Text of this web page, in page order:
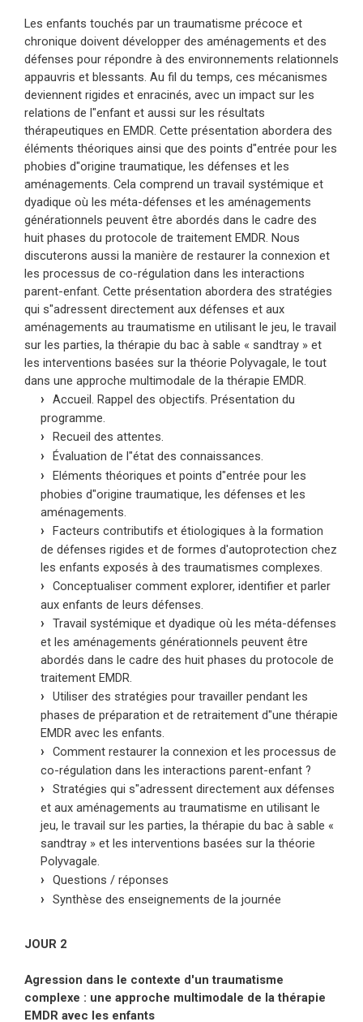
traitement de l’information qui décroche.
Ana Gomez présentera le modèle ISM (modèle
des systèmes de tissage cognitif) qui fournira
des lignes directrices et des marqueurs de prise
de décision pour aider dans le processus de
sélection d’un tissage cognitif. Les niveaux
cognitifs, émotionnels et somatiques du
traitement de l’information seront abordés ainsi
que des interventions qui peuvent pleinement
accompagner les enfants dans leur navigation à
travers ces différents niveaux.
Les cliniciens apprendront les marqueurs de
prise de décision pour sélectionner un tissage
cognitif lorsque le processus de traitement de
l’information se bloque. De plus, cette
présentation fournira un large éventail de
tissages cognitifs adaptés aux enfants
fonctionnant avec le système d’attachement
pour réparer, refléter, valider, répondre aux
besoins non satisfaits, nourrir et guérir le « petit
moi » et les parties blessées. Des tissages
cognitifs seront présentés pour travailler avec le
corps et le système sensorimoteur afin d’aider
l’enfant à compléter les défenses tronquées,
moduler l’activation, recalibrer le système
nerveux, remettre en question la mémoire
procédurale et exécuter des actions
d’autonomisation qui n’ont pas pu être réalisées
pendant l’événement traumatisant. Seront aussi
abordés des tissages cognitifs qui remettent en
question la fenêtre de tolérance de l’enfant
lorsque celui-ci est invité à accepter des
conduites d’exploration et de risque tout en
restant en sécurité.
Cette formation propose une exploration
complète de la thérapie EMDR (Eye Movement
Desensitization and Reprocessing), en se
concentrant spécifiquement sur l’utilisation des
tissages cognitifs avec les enfants et les
adolescents. Les participants se plongeront
dans les défis et les opportunités uniques qui se
patients plus jeunes et apprendront comment
intégrer efficacement des tissages cognitifs et
créatifs dans une perspective
Les enfants touchés par un traumatisme précoce et
chronique doivent développer des aménagements et des
défenses pour répondre à des environnements relationnels
appauvris et blessants. Au fil du temps, ces mécanismes
deviennent rigides et enracinés, avec un impact sur les
relations de l"enfant et aussi sur les résultats
thérapeutiques en EMDR. Cette présentation abordera des
éléments théoriques ainsi que des points d"entrée pour les
phobies d"origine traumatique, les défenses et les
aménagements. Cela comprend un travail systémique et
dyadique où les méta-défenses et les aménagements
générationnels peuvent être abordés dans le cadre des
huit phases du protocole de traitement EMDR. Nous
discuterons aussi la manière de restaurer la connexion et
les processus de co-régulation dans les interactions
parent-enfant. Cette présentation abordera des stratégies
qui s"adressent directement aux défenses et aux
aménagements au traumatisme en utilisant le jeu, le travail
sur les parties, la thérapie du bac à sable « sandtray » et
les interventions basées sur la théorie Polyvagale, le tout
dans une approche multimodale de la thérapie EMDR.
Accueil. Rappel des objectifs. Présentation du
programme.
Recueil des attentes.
Évaluation de l"état des connaissances.
Eléments théoriques et points d"entrée pour les
phobies d"origine traumatique, les défenses et les
aménagements.
Facteurs contributifs et étiologiques à la formation
de défenses rigides et de formes d'autoprotection chez
les enfants exposés à des traumatismes complexes.
Conceptualiser comment explorer, identifier et parler
aux enfants de leurs défenses.
Travail systémique et dyadique où les méta-défenses
et les aménagements générationnels peuvent être
abordés dans le cadre des huit phases du protocole de
traitement EMDR.
Utiliser des stratégies pour travailler pendant les
phases de préparation et de retraitement d"une thérapie
EMDR avec les enfants.
Comment restaurer la connexion et les processus de
co-régulation dans les interactions parent-enfant ?
Stratégies qui s"adressent directement aux défenses
et aux aménagements au traumatisme en utilisant le
jeu, le travail sur les parties, la thérapie du bac à sable «
sandtray » et les interventions basées sur la théorie
Polyvagale.
Questions / réponses
Synthèse des enseignements de la journée
JOUR 2
Agression dans le contexte d'un traumatisme
complexe : une approche multimodale de la thérapie
EMDR avec les enfants